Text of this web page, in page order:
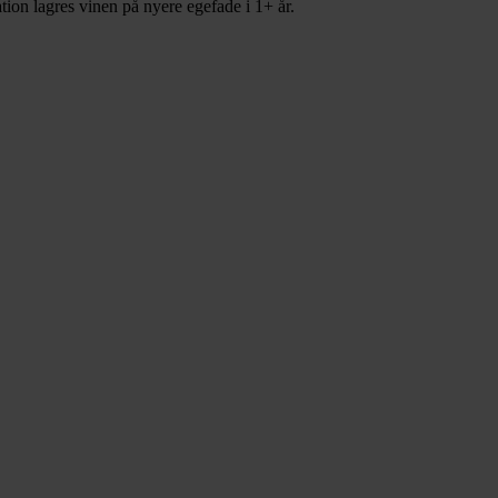
lagres vinen på nyere egefade i 1+ år.